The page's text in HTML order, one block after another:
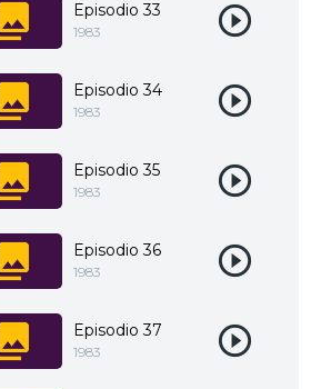
Episodio 33
1983
Episodio 34
1983
Episodio 35
1983
Episodio 36
1983
Episodio 37
1983